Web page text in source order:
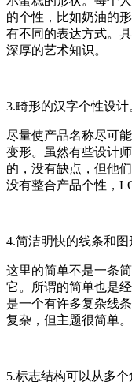
的个性，比如奶油的
有不同的表达方式。
深厚的艺术知识。
3.畸形的汉字个性设计
尽量使产品名称尽可
变形。虽然有些设计
的，没有缺点，但他
没有整合产品个性，
4.简洁明快的线条和图
这里的简单不是一条
它。所谓的简单也是
是一个有许多复杂线
复杂，但主题很简单。
5.标志结构可以从多